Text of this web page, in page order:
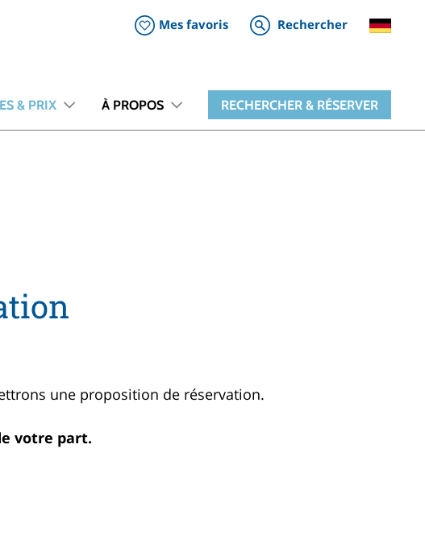
Mes favoris Rechercher
& PRIX À PROPOS RECHERCHER & RÉSERVER
une proposition de réservation.
votre part.